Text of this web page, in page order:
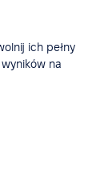
ich pełny
na